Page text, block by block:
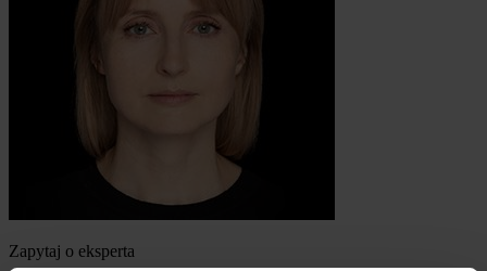
Zapytaj o eksperta